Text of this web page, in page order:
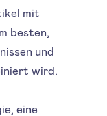
mit
besten,
und
wird.
eine